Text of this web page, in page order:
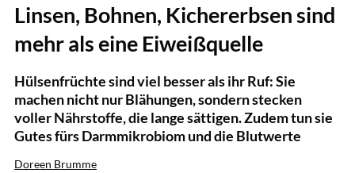
Linsen, Bohnen, Kichererbsen sind
mehr als eine Eiweißquelle
Hülsenfrüchte sind viel besser als ihr Ruf: Sie
machen nicht nur Blähungen, sondern stecken
voller Nährstoffe, die lange sättigen. Zudem tun sie
Gutes fürs Darmmikrobiom und die Blutwerte
Doreen Brumme